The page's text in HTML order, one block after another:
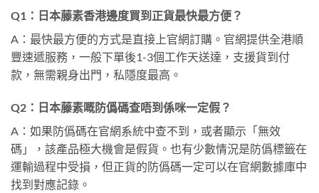
Q1：日本藤素香港邊度買到正貨最快最方便？
A：最快最方便的方式是直接上官網訂購。官網提供全港順
豐速遞服務，一般下單後1-3個工作天送達，支援貨到付
款，無需親身出門，私隱度最高。
Q2：日本藤素嘅防僞碼查唔到係咪一定假？
A：如果防僞碼在官網系統中查不到，或者顯示「無效
碼」，該產品極大機會是假貨。也有少數情況是防僞標籤在
運輸過程中受損，但正貨的防僞碼一定可以在官網數據庫中
找到對應記錄。